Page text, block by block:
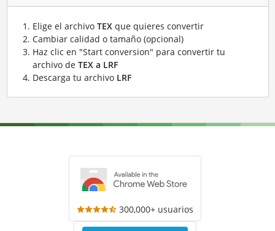
Elige el archivo TEXque quieres convertir
Cambiar calidad o tamaño (opcional)
Haz clic en "Start conversion" para convertir tu
archivo de TEX a LRF
Descarga tu archivo LRF
300,000+ usuarios